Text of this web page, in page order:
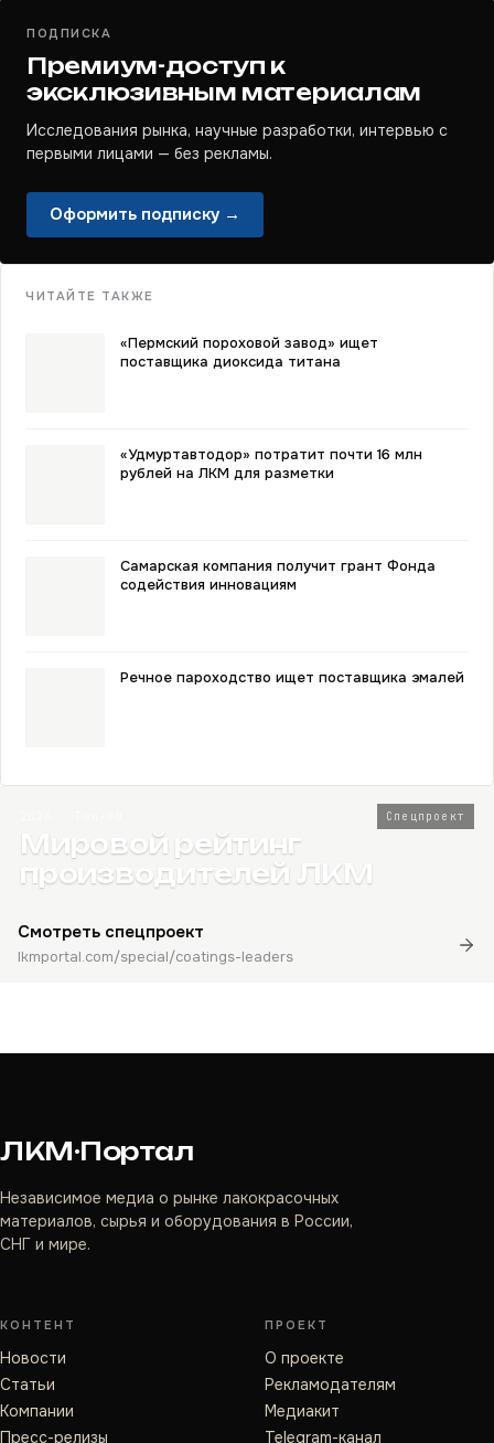
ПОДПИСКА
Премиум-доступ к
эксклюзивным материалам
Исследования рынка, научные разработки, интервью с
первыми лицами — без рекламы.
Оформить подписку →
ЧИТАЙТЕ ТАКЖЕ
«Пермский пороховой завод» ищет
поставщика диоксида титана
«Удмуртавтодор» потратит почти 16 млн
рублей на ЛКМ для разметки
Самарская компания получит грант Фонда
содействия инновациям
Речное пароходство ищет поставщика эмалей
Спецпроект
Мировой рейтинг
производителей ЛКМ
Смотреть спецпроект
lkmportal.com/special/coatings-leaders
ЛКМ·Портал
Независимое медиа о рынке лакокрасочных
материалов, сырья и оборудования в России,
СНГ и мире.
КОНТЕНТ
Новости
Статьи
Компании
Пресс-релизы
ПРОЕКТ
О проекте
Рекламодателям
Медиакит
Telegram-канал